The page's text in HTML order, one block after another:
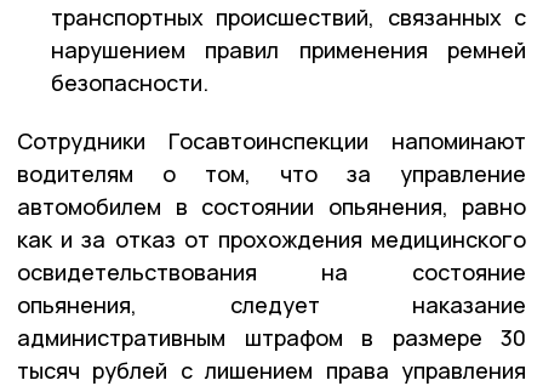
транспортных происшествий, связанных с
нарушением правил применения ремней
безопасности.
Сотрудники Госавтоинспекции напоминают
водителям о том, что за управление
автомобилем в состоянии опьянения, равно
как и за отказ от прохождения медицинского
освидетельствования на состояние
опьянения, следует наказание
административным штрафом в размере 30
тысяч рублей с лишением права управления